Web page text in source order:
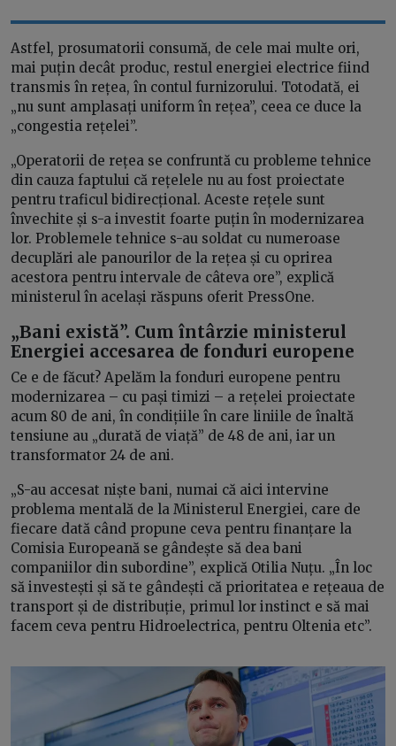
Astfel, prosumatorii consumă, de cele mai multe ori,
mai puțin decât produc, restul energiei electrice fiind
transmis în rețea, în contul furnizorului. Totodată, ei
„nu sunt amplasați uniform în rețea”, ceea ce duce la
„congestia rețelei”.
„Operatorii de rețea se confruntă cu probleme tehnice
din cauza faptului că rețelele nu au fost proiectate
pentru traficul bidirecțional. Aceste rețele sunt
învechite și s-a investit foarte puțin în modernizarea
lor. Problemele tehnice s-au soldat cu numeroase
decuplări ale panourilor de la rețea și cu oprirea
acestora pentru intervale de câteva ore”, explică
ministerul în același răspuns oferit PressOne.
„Bani există”. Cum întârzie ministerul
Energiei accesarea de fonduri europene
Ce e de făcut? Apelăm la fonduri europene pentru
modernizarea – cu pași timizi – a rețelei proiectate
acum 80 de ani, în condițiile în care liniile de înaltă
tensiune au „durată de viață” de 48 de ani, iar un
transformator 24 de ani.
„S-au accesat niște bani, numai că aici intervine
problema mentală de la Ministerul Energiei, care de
fiecare dată când propune ceva pentru finanțare la
Comisia Europeană se gândește să dea bani
companiilor din subordine”, explică Otilia Nuțu. „În loc
să investești și să te gândești că prioritatea e rețeaua de
transport și de distribuție, primul lor instinct e să mai
facem ceva pentru Hidroelectrica, pentru Oltenia etc”.